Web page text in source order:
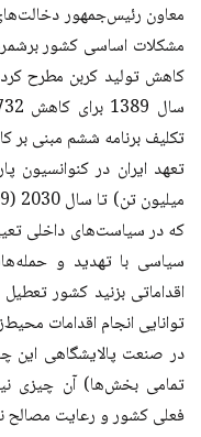
معاون رئیس‌جمهور
مشکلات اساسی کشور
کاهش تولید کربن مطرح
که در سیاست‌های داخلی
سیاسی با تهدید و
اقداماتی بزنید کشور
توانایی انجام اقدامات
در صنعت پالایشگاهی
تمامی بخش‌ها) آن چیزی
فعلی کشور و رعایت مصالح